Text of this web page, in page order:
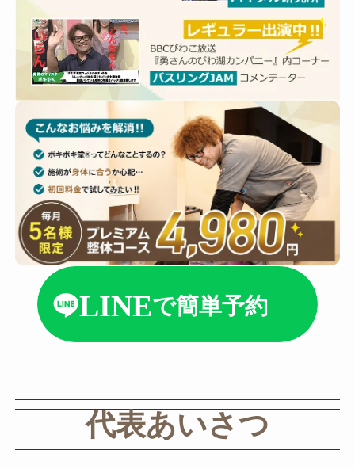
LINEで簡単予約
代表あいさつ
代表あいさつ